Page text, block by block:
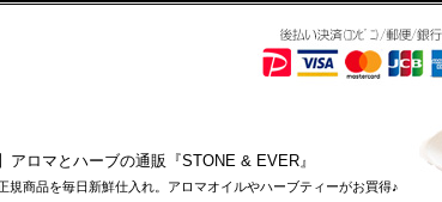
アロマとハーブの通販『STONE & EVER』
規商品を毎日新鮮仕入れ。アロマオイルやハーブティーがお買得♪